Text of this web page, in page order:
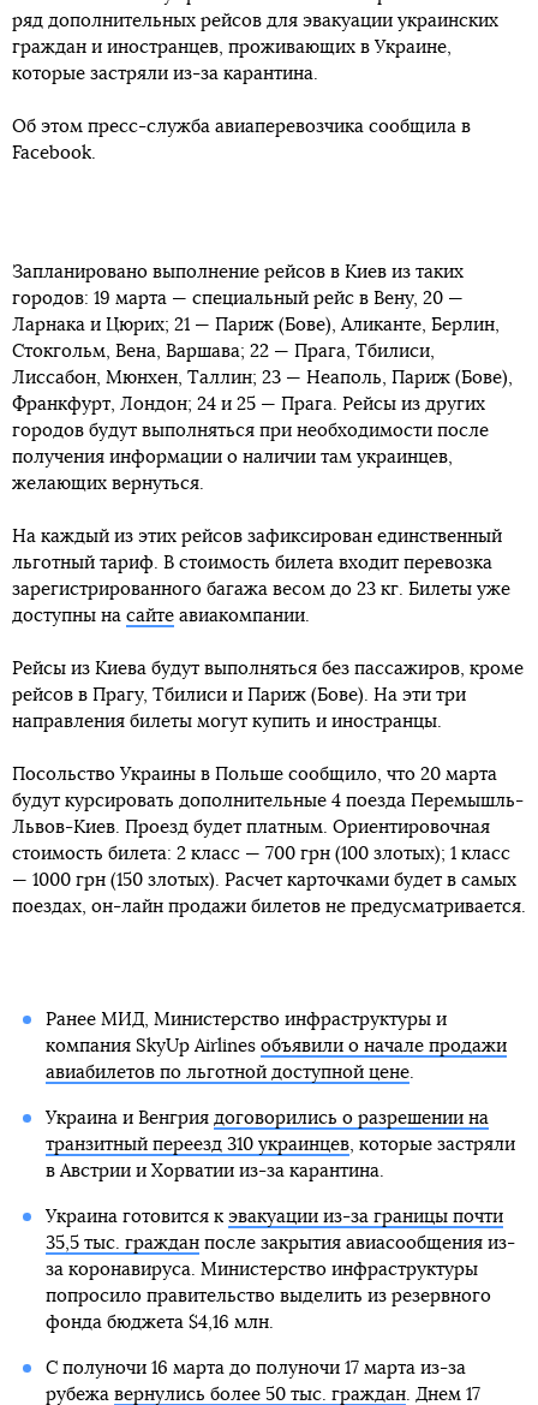
ряд дополнительных рейсов для эвакуации украинских
граждан и иностранцев, проживающих в Украине,
которые застряли из-за карантина.
Об этом пресс-служба авиаперевозчика сообщила в
Facebook.
Запланировано выполнение рейсов в Киев из таких
городов: 19 марта — специальный рейс в Вену, 20 —
Ларнака и Цюрих; 21 — Париж (Бове), Аликанте, Берлин,
Стокгольм, Вена, Варшава; 22 — Прага, Тбилиси,
Лиссабон, Мюнхен, Таллин; 23 — Неаполь, Париж (Бове),
Франкфурт, Лондон; 24 и 25 — Прага. Рейсы из других
городов будут выполняться при необходимости после
получения информации о наличии там украинцев,
желающих вернуться.
На каждый из этих рейсов зафиксирован единственный
льготный тариф. В стоимость билета входит перевозка
зарегистрированного багажа весом до 23 кг. Билеты уже
доступны на сайте авиакомпании.
Рейсы из Киева будут выполняться без пассажиров, кроме
рейсов в Прагу, Тбилиси и Париж (Бове). На эти три
направления билеты могут купить и иностранцы.
Посольство Украины в Польше сообщило, что 20 марта
будут курсировать дополнительные 4 поезда Перемышль-
Львов-Киев. Проезд будет платным. Ориентировочная
стоимость билета: 2 класс — 700 грн (100 злотых); 1 класс
— 1000 грн (150 злотых). Расчет карточками будет в самых
поездах, он-лайн продажи билетов не предусматривается.
Ранее МИД, Министерство инфраструктуры и
компания SkyUp Airlines объявили о начале продажи
авиабилетов по льготной доступной цене.
Украина и Венгрия договорились о разрешении на
транзитный переезд 310 украинцев, которые застряли
в Австрии и Хорватии из-за карантина.
Украина готовится к эвакуации из-за границы почти
35,5 тыс. гражданпосле закрытия авиасообщения из-
за коронавируса. Министерство инфраструктуры
попросило правительство выделить из резервного
фонда бюджета $4,16 млн.
С полуночи 16 марта до полуночи 17 марта из-за
рубежа вернулись более 50 тыс. граждан. Днем 17